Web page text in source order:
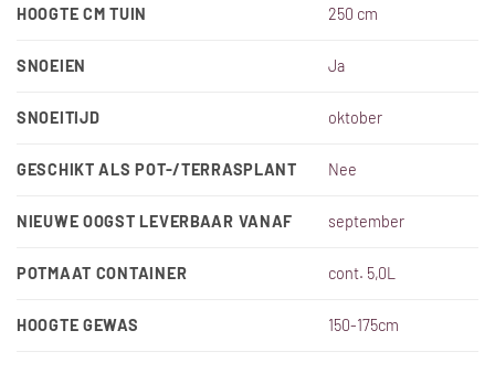
HOOGTE CM TUIN 250 cm
SNOEIEN Ja
SNOEITIJD oktober
GESCHIKT ALS POT-/TERRASPLANT Nee
NIEUWE OOGST LEVERBAAR VANAF september
POTMAAT CONTAINER cont. 5,0L
HOOGTE GEWAS 150-175cm